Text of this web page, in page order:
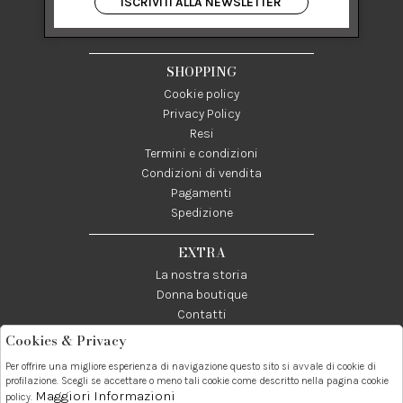
84122 Salerno Italia
P IVA 03024950655
SHOPPING
Cookie policy
Privacy Policy
Resi
Termini e condizioni
Condizioni di vendita
Pagamenti
Spedizione
EXTRA
La nostra storia
Donna boutique
Contatti
Telefono:
089237858
Whatsapp:
3338855601
Contatti:
info@donna1981.it
Cookies & Privacy
Per offrire una migliore esperienza di navigazione questo sito si avvale di cookie di
profilazione. Scegli se accettare o meno tali cookie come descritto nella pagina cookie
policy. Maggiori Informazioni